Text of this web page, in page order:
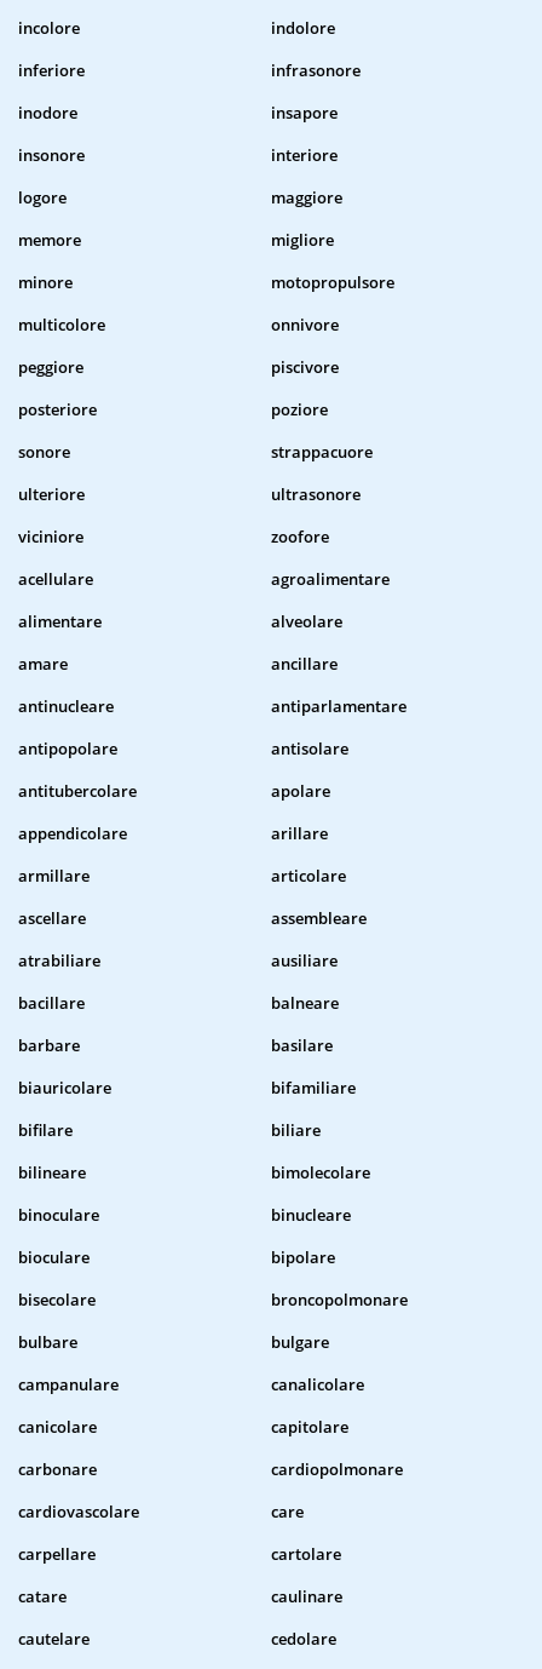
incolore
indolore
inferiore
infrasonore
inodore
insapore
insonore
interiore
logore
maggiore
memore
migliore
minore
motopropulsore
multicolore
onnivore
peggiore
piscivore
posteriore
poziore
sonore
strappacuore
ulteriore
ultrasonore
viciniore
zoofore
acellulare
agroalimentare
alimentare
alveolare
amare
ancillare
antinucleare
antiparlamentare
antipopolare
antisolare
antitubercolare
apolare
appendicolare
arillare
armillare
articolare
ascellare
assembleare
atrabiliare
ausiliare
bacillare
balneare
barbare
basilare
biauricolare
bifamiliare
bifilare
biliare
bilineare
bimolecolare
binoculare
binucleare
bioculare
bipolare
bisecolare
broncopolmonare
bulbare
bulgare
campanulare
canalicolare
canicolare
capitolare
carbonare
cardiopolmonare
cardiovascolare
care
carpellare
cartolare
catare
caulinare
cautelare
cedolare